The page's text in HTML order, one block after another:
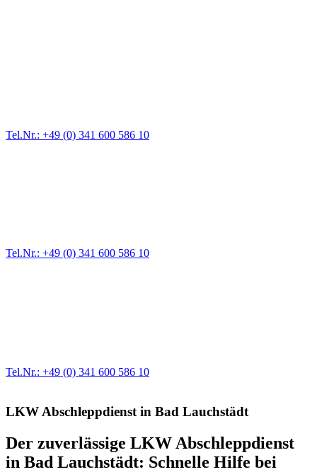
Tel.Nr.: +49 (0) 341 600 586 10
Tel.Nr.: +49 (0) 341 600 586 10
Tel.Nr.: +49 (0) 341 600 586 10
LKW Abschleppdienst in Bad Lauchstädt
Der zuverlässige LKW Abschleppdienst
in Bad Lauchstädt: Schnelle Hilfe bei